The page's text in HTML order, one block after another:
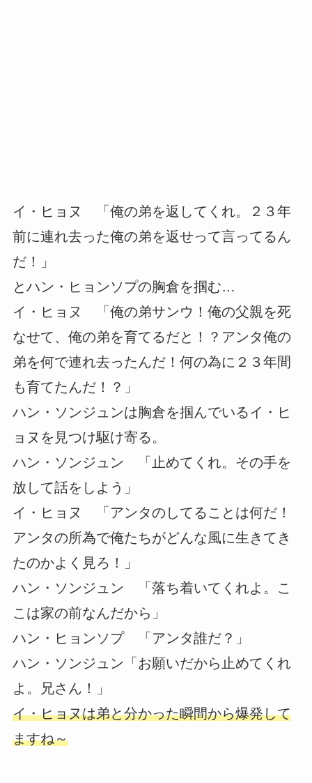
イ・ヒョヌ 「俺の弟を返してくれ。２３年
前に連れ去った俺の弟を返せって言ってるん
だ！」
とハン・ヒョンソプの胸倉を掴む…
イ・ヒョヌ 「俺の弟サンウ！俺の父親を死
なせて、俺の弟を育てるだと！？アンタ俺の
弟を何で連れ去ったんだ！何の為に２３年間
も育てたんだ！？」
ハン・ソンジュンは胸倉を掴んでいるイ・ヒ
ョヌを見つけ駆け寄る。
ハン・ソンジュン 「止めてくれ。その手を
放して話をしよう」
イ・ヒョヌ 「アンタのしてることは何だ！
アンタの所為で俺たちがどんな風に生きてき
たのかよく見ろ！」
ハン・ソンジュン 「落ち着いてくれよ。こ
こは家の前なんだから」
ハン・ヒョンソプ 「アンタ誰だ？」
ハン・ソンジュン「お願いだから止めてくれ
よ。兄さん！」
イ・ヒョヌは弟と分かった瞬間から爆発して
ますね～